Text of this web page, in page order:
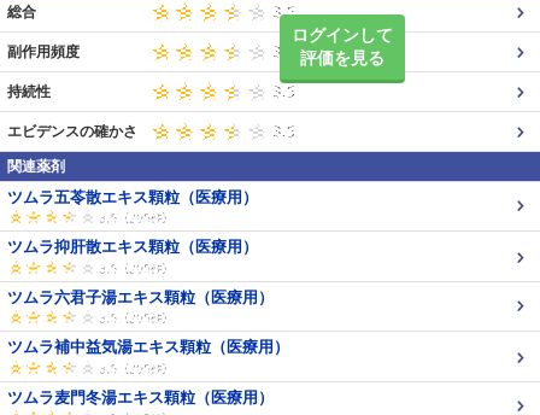
ログインして
評価を見る
総合
副作用頻度
持続性
エビデンスの確かさ
関連薬剤
ツムラ五苓散エキス顆粒（医療用）
ツムラ抑肝散エキス顆粒（医療用）
ツムラ六君子湯エキス顆粒（医療用）
ツムラ補中益気湯エキス顆粒（医療用）
ツムラ麦門冬湯エキス顆粒（医療用）